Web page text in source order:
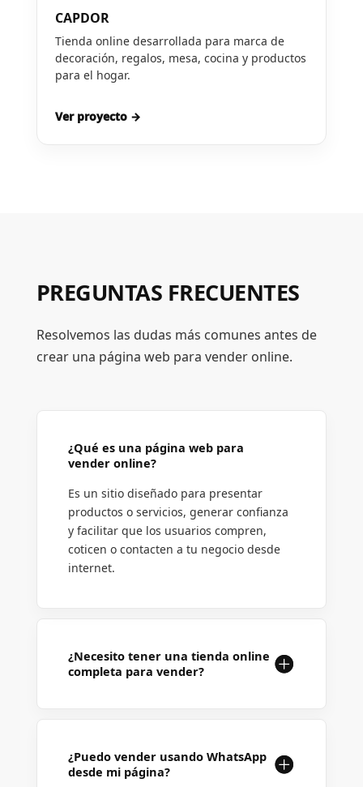
CAPDOR
Tienda online desarrollada para marca de
decoración, regalos, mesa, cocina y productos
para el hogar.
Ver proyecto →
PREGUNTAS FRECUENTES
Resolvemos las dudas más comunes antes de
crear una página web para vender online.
¿Qué es una página web para
vender online?
Es un sitio diseñado para presentar
productos o servicios, generar confianza
y facilitar que los usuarios compren,
coticen o contacten a tu negocio desde
internet.
¿Necesito tener una tienda online
completa para vender?
¿Puedo vender usando WhatsApp
desde mi página?